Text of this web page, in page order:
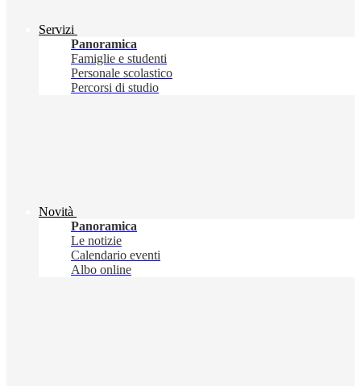
Servizi
Panoramica
Famiglie e studenti
Personale scolastico
Percorsi di studio
Novità
Panoramica
Le notizie
Calendario eventi
Albo online